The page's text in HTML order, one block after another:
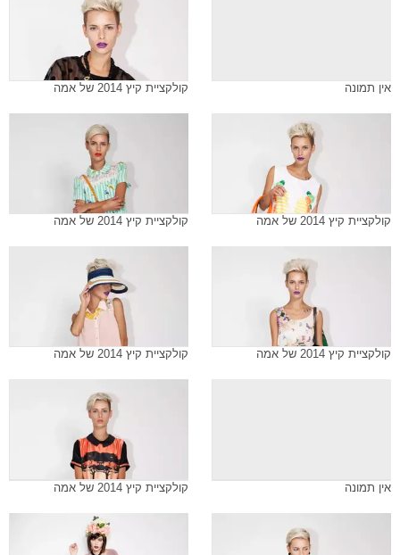
אין תמונה קולקציית קיץ 2014 של אמה
קולקציית קיץ 2014 של אמה קולקציית קיץ 2014 של אמה
קולקציית קיץ 2014 של אמה קולקציית קיץ 2014 של אמה
אין תמונה קולקציית קיץ 2014 של אמה